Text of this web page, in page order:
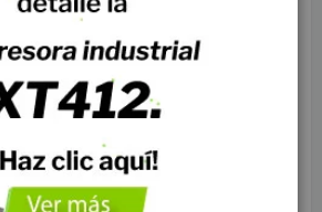
UTP SAT Cat6 Puro Cobre
un
interiores, sistemas de CCTV,
Principales:
(Par trenzado sin blindaje),
y asegura estabilidad.